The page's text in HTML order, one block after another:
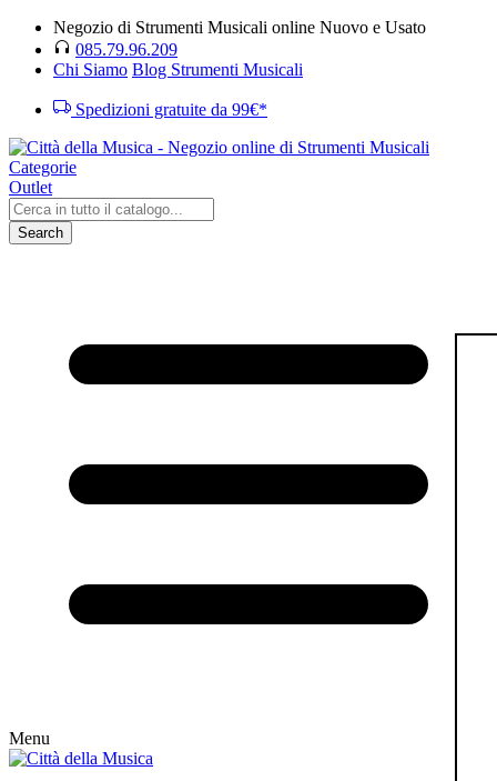
Negozio di Strumenti Musicali online Nuovo e Usato
085.79.96.209
Chi Siamo Blog Strumenti Musicali
Spedizioni gratuite da 99€*
Categorie
Outlet
Search
Menu